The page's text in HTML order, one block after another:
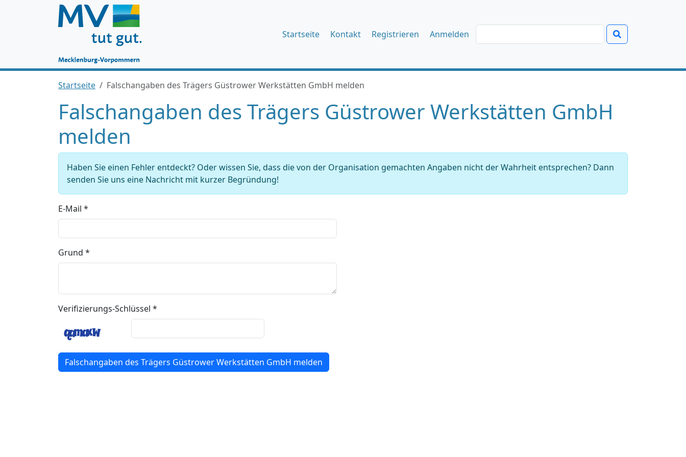
Startseite Kontakt Registrieren Anmelden
Startseite Falschangaben des Trägers Güstrower Werkstätten GmbH melden
Falschangaben des Trägers Güstrower Werkstätten GmbH
melden
Haben Sie einen Fehler entdeckt? Oder wissen Sie, dass die von der Organisation gemachten Angaben nicht der Wahrheit entsprechen? Dann
senden Sie uns eine Nachricht mit kurzer Begründung!
E-Mail *
Grund *
Verifizierungs-Schlüssel *
Falschangaben des Trägers Güstrower Werkstätten GmbH melden